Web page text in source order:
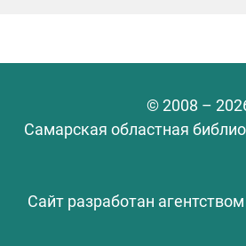
© 2008 –
Самарская областная
Сайт разработан агентством